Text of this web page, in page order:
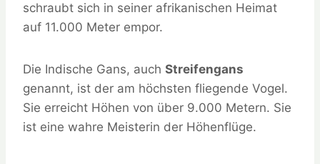
schraubt sich in seiner afrikanischen Heimat
auf 11.000 Meter empor.
Die Indische Gans, auch Streifengans
genannt, ist der am höchsten fliegende Vogel.
Sie erreicht Höhen von über 9.000 Metern. Sie
ist eine wahre Meisterin der Höhenflüge.